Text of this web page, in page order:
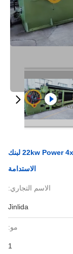
آلة شبكة التراب الأوتوماتيكية 22kw Power 4x1m Wire Netting لبنك
الاستدامة
الاسم التجاري:
Jinlida
مو: